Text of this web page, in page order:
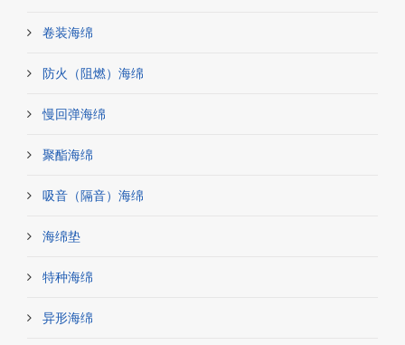
卷装海绵
防火（阻燃）海绵
慢回弹海绵
聚酯海绵
吸音（隔音）海绵
海绵垫
特种海绵
异形海绵